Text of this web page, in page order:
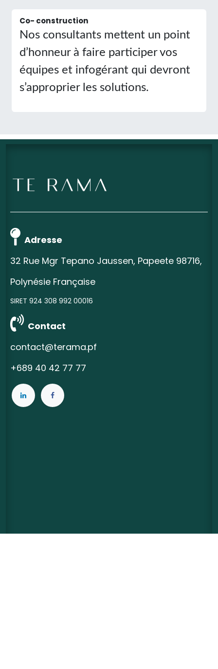
Co- construction
Nos consultants mettent un point
d’honneur à faire participer vos
équipes et infogérant qui devront
s’approprier les solutions.
Adresse
32 Rue Mgr Tepano Jaussen, Papeete 98716,
Polynésie Française
SIRET 924 308 992 00016
Contact
contact@terama.pf
+689 40 42 77 77